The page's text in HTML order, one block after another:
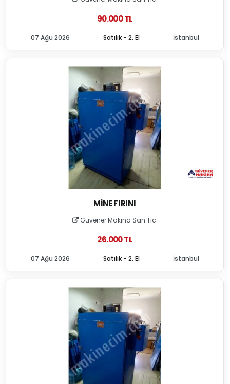
90.000 TL
Satılık - 2. El
07 Ağu 2026 İstanbul
MINE FIRINI
Güvener Makina San.Tic.
26.000 TL
Satılık - 2. El
07 Ağu 2026 İstanbul